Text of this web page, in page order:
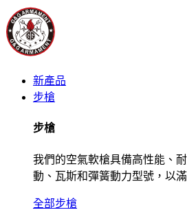
新產品
步槍
步槍
我們的空氣軟槍具備高性能、
動、瓦斯和彈簧動力型號，以
全部步槍